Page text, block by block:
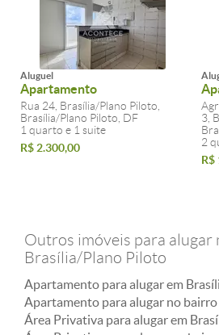
Aluguel
Apartamento
Rua 24, Brasília/Plano Piloto,
Brasília/Plano Piloto, DF
1 quarto e 1 suite
R$ 2.300,00
3,
2
R$
Outros imóveis para alugar
Brasília/Plano Piloto
Apartamento para alugar em
Apartamento para alugar no
Área Privativa para alugar em